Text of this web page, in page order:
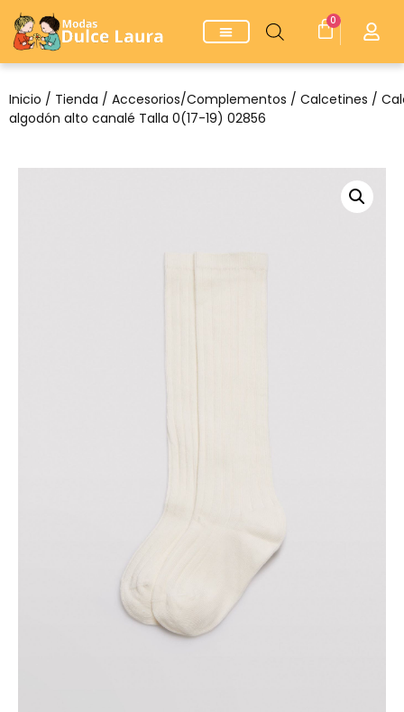
0
Inicio / Tienda / Accesorios/Complementos / Calcetines /
algodón alto canalé Talla 0(17-19) 02856